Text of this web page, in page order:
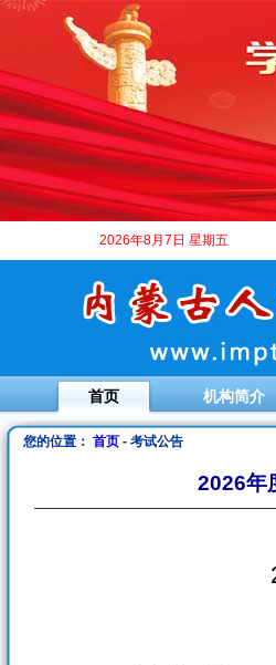
2026年8月7日 星期五
首页 机构简介
您的位置： 首页- 考试公告
2026年